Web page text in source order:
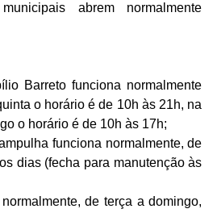
abrem normalmente
Barreto funciona normalmente
o horário é de 10h às 21h, na
o horário é de 10h às 17h;
funciona normalmente, de
dias (fecha para manutenção às
de terça a domingo,